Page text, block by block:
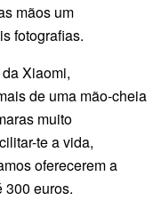
mãos um
fotografias.
Xiaomi,
de uma mão-cheia
muito
te a vida,
oferecerem a
300 euros.